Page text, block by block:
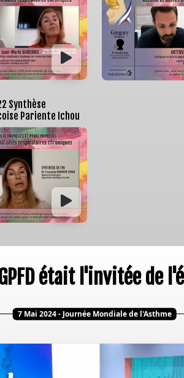
Synthèse
Pariente Ichou
était l'invitée de
7 Mai 2024 - Journée Mondiale de l'Asthme